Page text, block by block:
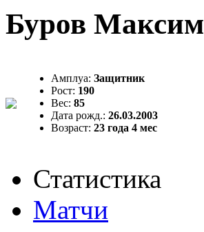
Буров Максим
Амплуа: Защитник
Рост: 190
Вес: 85
Дата рожд.: 26.03.2003
Возраст: 23 года 4 мес
Статистика
Матчи